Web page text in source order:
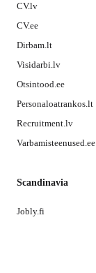
CV.lv
CV.ee
Dirbam.lt
Visidarbi.lv
Otsintood.ee
Personaloatrankos.lt
Recruitment.lv
Varbamisteenused.ee
Scandinavia
Jobly.fi